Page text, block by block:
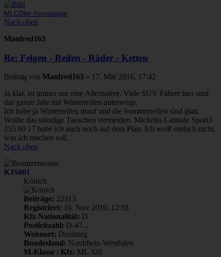
MLCDler-homepage
Nach oben
Manfred163
Re: Felgen - Reifen - Räder - Ketten
Beitrag von Manfred163 » 17. Mär 2016, 17:42
Ja klar, ist immer nur eine Alternative. Viele SUV Fahrer hier sind
das ganze Jahr mit Winterreifen unterwegs.
Ich habe ja Winterreifen drauf und die Sommerreifen sind glatt.
Wollte das ständige Tauschen vermeiden. Michelin Latitude Sport3
255 60 17 habe ich auch noch auf dem Plan. Ich weiß einfach nicht,
was ich machen soll.
Nach oben
KJS001
Könich
Beiträge: 22313
Registriert: 16. Nov 2010, 12:18
Kfz-Nationalität: D
Postleitzahl: D-47...
Wohnort: Duisburg
Bundesland: Nordrhein-Westfalen
M-Klasse / Kfz: ML 320